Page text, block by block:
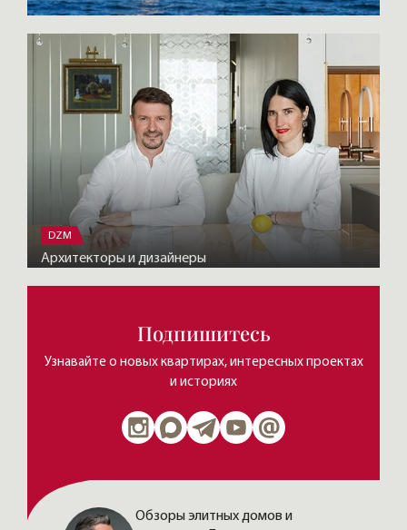
DZM
Архитекторы и дизайнеры
Подпишитесь
Узнавайте о новых квартирах, интересных проектах
и историях
Обзоры элитных домов и